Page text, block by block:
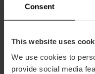
Consent
This website uses
We use cookies to
provide social media